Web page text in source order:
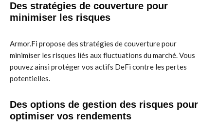
Des stratégies de couverture pour
minimiser les risques
Armor.Fi propose des stratégies de couverture pour
minimiser les risques liés aux fluctuations du marché. Vous
pouvez ainsi protéger vos actifs DeFi contre les pertes
potentielles.
Des options de gestion des risques pour
optimiser vos rendements